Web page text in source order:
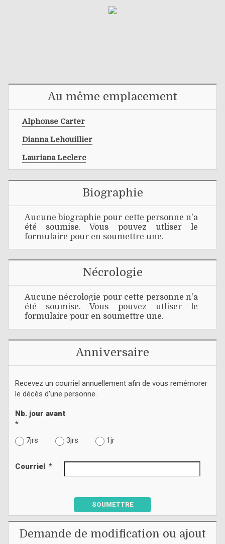
Au même emplacement
Alphonse Carter
Dianna Lehouillier
Lauriana Leclerc
Biographie
Aucune biographie pour cette personne n'a
été soumise. Vous pouvez utliser le
formulaire pour en soumettre une.
Nécrologie
Aucune nécrologie pour cette personne n'a
été soumise. Vous pouvez utliser le
formulaire pour en soumettre une.
Anniversaire
Recevez un courriel annuellement afin de vous remémorer
le décès d'une personne.
Nb. jour avant
*
7jrs
3jrs 1jr
Courriel : *
SOUMETTRE
Demande de modification ou ajout